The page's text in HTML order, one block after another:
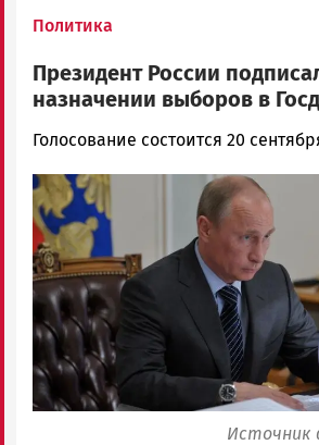
Политика
Президент России
назначении выборов в
Ольга
Новости
Петрозаводска
и
Карелии
|
Петрозаводск
ГОВОРИТ
Голосование состоится 20
Image
Источник